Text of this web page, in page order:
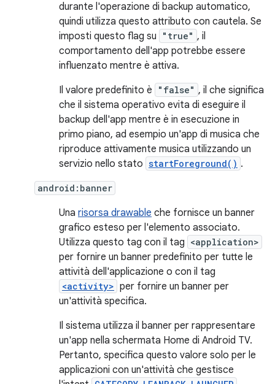
durante l'operazione di backup automatico,
quindi utilizza questo attributo con cautela. Se
imposti questo flag su
"true" , il
comportamento dell'app potrebbe essere
influenzato mentre è attiva.
Il valore predefinito è
"false" , il che significa
che il sistema operativo evita di eseguire il
backup dell'app mentre è in esecuzione in
primo piano, ad esempio un'app di musica che
riproduce attivamente musica utilizzando un
servizio nello stato startForeground() .
android:banner
Una risorsa drawable che fornisce un banner
grafico esteso per l'elemento associato.
Utilizza questo tag con il tag <application>
per fornire un banner predefinito per tutte le
attività dell'applicazione o con il tag
<activity> per fornire un banner per
un'attività specifica.
Il sistema utilizza il banner per rappresentare
un'app nella schermata Home di Android TV.
Pertanto, specifica questo valore solo per le
applicazioni con un'attività che gestisce